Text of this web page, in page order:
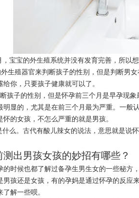
宝宝的外生殖系统并没有发育完善，所以
生殖器官来判断孩子的性别，但是判断男
你，只要孩子健康就可以了。
子的性别，但是怀孕前三个月是早孕现象
明显的，尤其是在前三个月最为严重。一
的女孩，不怎么严重的就是男孩。
。古代有酸儿辣女的说法，意思就是说
出男孩女孩的妙招有哪些？
的时候也都了解过备孕生男生女的一些秘
男孩还是女孩，有的孕妈是通过怀孕的反
解一些呗。